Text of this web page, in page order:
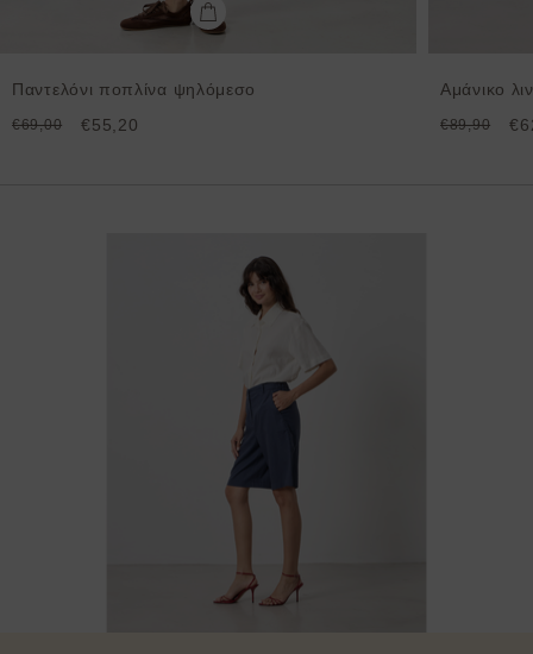
Παντελόνι ποπλίνα ψηλόμεσο
€69,00 €55,20
Αμάνικο
€89,90